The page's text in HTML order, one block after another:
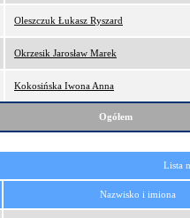
Oleszczuk Łukasz Ryszard
Okrzesik Jarosław Marek
Kokosińska Iwona Anna
Ogółem
Lista
Nazwisko i imiona